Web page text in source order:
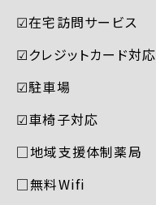
☑︎在宅訪問サービス
☑︎クレジットカード対応
☑︎駐車場
☑︎車椅子対応
□地域支援体制薬局
□無料Wifi